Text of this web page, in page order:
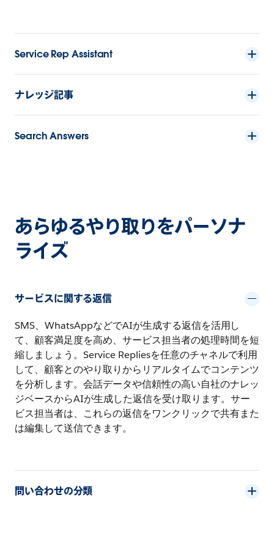
Service Rep Assistant
ナレッジ記事
Search Answers
あらゆるやり取りをパーソナ
ライズ
サービスに関する返信
SMS、WhatsAppなどでAIが生成する返信を活用し
て、顧客満足度を高め、サービス担当者の処理時間を短
縮しましょう。Service Repliesを任意のチャネルで利用
して、顧客とのやり取りからリアルタイムでコンテンツ
を分析します。会話データや信頼性の高い自社のナレッ
ジベースからAIが生成した返信を受け取ります。サー
ビス担当者は、これらの返信をワンクリックで共有また
は編集して送信できます。
問い合わせの分類